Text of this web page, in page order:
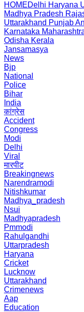
HOMEDelhi Haryana
Madhya Pradesh
Uttarakhand Punjab
Karnataka
Odisha Kerala
Jansamasya
News
Bjp
National
Police
Bihar
India
कांग्रेस
Accident
Congress
Modi
Delhi
Viral
मारपीट
Breakingnews
Narendramodi
Nitishkumar
Madhya_pradesh
Nsui
Madhyapradesh
Pmmodi
Rahulgandhi
Uttarpradesh
Haryana
Cricket
Lucknow
Uttarakhand
Crimenews
Aap
Education